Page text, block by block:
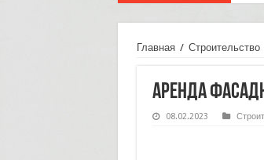
Главная / Строительство
Аренда
08.02.2023